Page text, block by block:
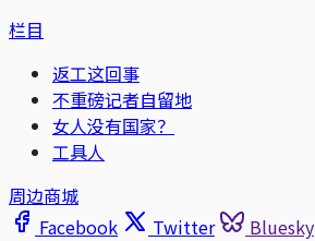
栏目
返工这回事
不重磅记者自留地
女人没有国家？
工具人
周边商城
Facebook
Twitter Bluesky